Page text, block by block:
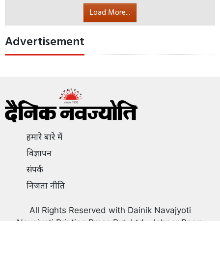
Load More...
Advertisement
हमारे बारे में
विज्ञापन
संपर्क
निजता नीति
All Rights Reserved with Dainik Navajyoti
Navajyoti Printing Press Pvt. Ltd., Jobner Baag,